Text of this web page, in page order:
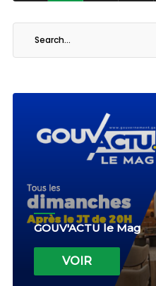
GOUV'ACTU le Mag
VOIR